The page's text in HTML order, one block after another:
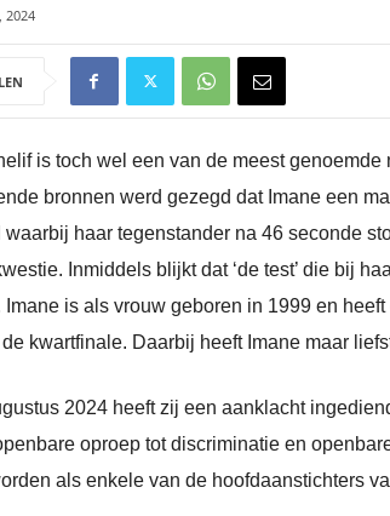
2024
is toch wel een van de meest
bronnen werd gezegd dat Imane een
waarbij haar tegenstander na 46 seconde
Inmiddels blijkt dat ‘de test’ die bij
Imane is als vrouw geboren in 1999 en
de kwartfinale. Daarbij heeft Imane maar
2024 heeft zij een aanklacht
oproep tot discriminatie en
als enkele van de hoofdaanstichters